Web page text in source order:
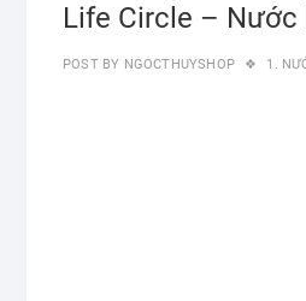
Life Circle –
POST BY NGOCTHUYSHOP 1.